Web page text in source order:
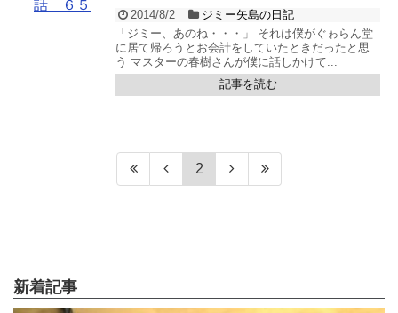
2014/8/2
ジミー矢島の日記
「ジミー、あのね・・・」 それは僕がぐゎらん堂
に居て帰ろうとお会計をしていたときだったと思
う マスターの春樹さんが僕に話しかけて...
記事を読む
2
新着記事